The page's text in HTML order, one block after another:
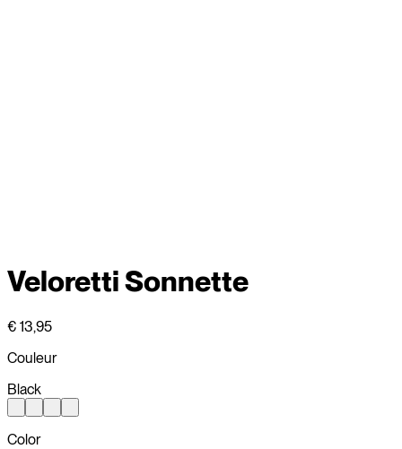
Veloretti Sonnette
€ 13,95
Couleur
Black
Color